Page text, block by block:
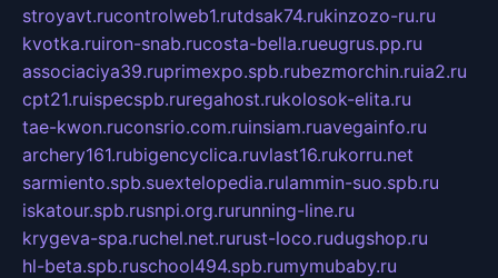
stroyavt.rucontrolweb1.rutdsak74.rukinzozo-ru.ru
kvotka.ruiron-snab.rucosta-bella.rueugrus.pp.ru
associaciya39.ruprimexpo.spb.rubezmorchin.ruia2.ru
cpt21.ruispecspb.ruregahost.rukolosok-elita.ru
tae-kwon.ruconsrio.com.ruinsiam.ruavegainfo.ru
archery161.rubigencyclica.ruvlast16.rukorru.net
sarmiento.spb.suextelopedia.rulammin-suo.spb.ru
iskatour.spb.rusnpi.org.rurunning-line.ru
krygeva-spa.ruchel.net.rurust-loco.rudugshop.ru
hl-beta.spb.ruschool494.spb.rumymubaby.ru